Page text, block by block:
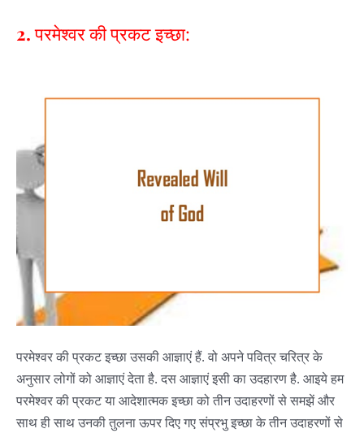
2.परमेश्वर की प्रकट इच्छा:
परमेश्वर की प्रकट इच्छा उसकी आज्ञाएं हैं. वो अपने पवित्र चरित्र के
अनुसार लोगों को आज्ञाएं देता है. दस आज्ञाएं इसी का उदहारण है. आइये हम
परमेश्वर की प्रकट या आदेशात्मक इच्छा को तीन उदाहरणों से समझें और
साथ ही साथ उनकी तुलना ऊपर दिए गए संप्रभु इच्छा के तीन उदाहरणों से